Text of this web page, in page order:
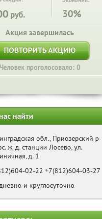
руб. 30%
Акция завершилась
ПОВТОРИТЬ АКЦИЮ
Человек проголосовало: 0
найти
обл., Приозерский р-
ж. д. станции Лосево, ул.
д. 1
02-22 +7(812)604-03-27
и круглосуточно